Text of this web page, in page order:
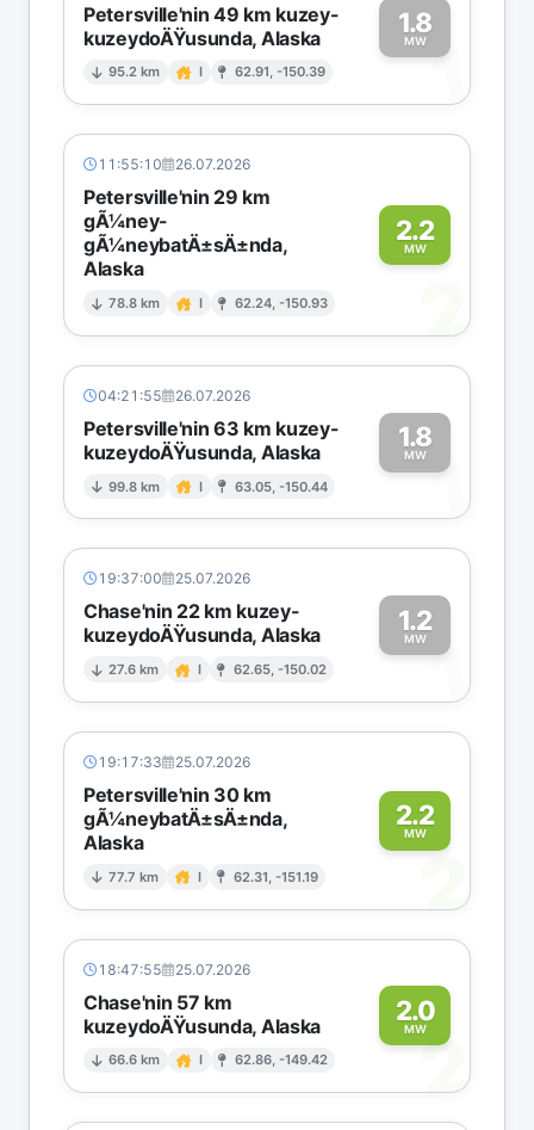
Petersville'nin 49 km kuzey-
kuzeydoÄŸusunda, Alaska
95.2 km I 62.91, -150.39
1.8
MW1
11:55:10 26.07.2026
Petersville'nin 29 km
gÃ¼ney-
gÃ¼neybatÄ±sÄ±nda,
Alaska
78.8 km I 62.24, -150.93
2.2
MW
2
04:21:55 26.07.2026
Petersville'nin 63 km kuzey-
kuzeydoÄŸusunda, Alaska
99.8 km I 63.05, -150.44
1.8
MW1
19:37:00 25.07.2026
Chase'nin 22 km kuzey-
kuzeydoÄŸusunda, Alaska
27.6 km I 62.65, -150.02
1.2
MW1
19:17:33 25.07.2026
Petersville'nin 30 km
gÃ¼neybatÄ±sÄ±nda,
Alaska
77.7 km I 62.31, -151.19
2.2
MW
2
18:47:55 25.07.2026
Chase'nin 57 km
kuzeydoÄŸusunda, Alaska
66.6 km I 62.86, -149.42
2.0
MW2